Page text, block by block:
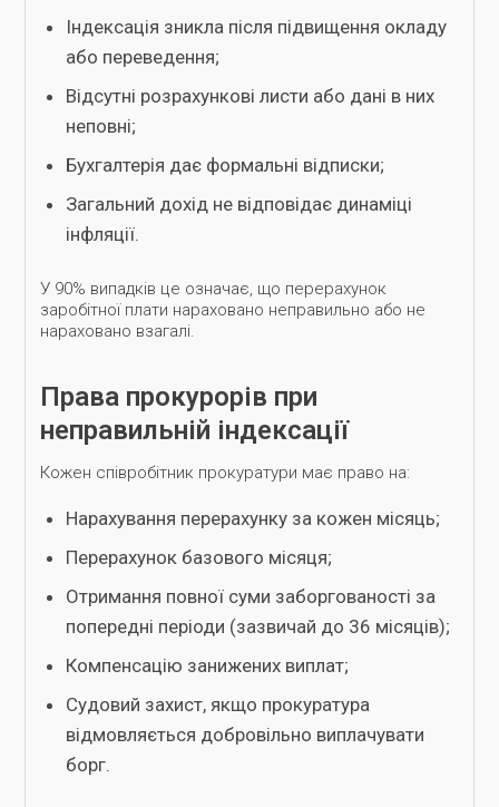
Індексація зникла після підвищення окладу
або переведення;
Відсутні розрахункові листи або дані в них
неповні;
Бухгалтерія дає формальні відписки;
Загальний дохід не відповідає динаміці
інфляції.
У 90% випадків це означає, що перерахунок
заробітної плати нараховано неправильно або не
нараховано взагалі.
Права прокурорів при
неправильній індексації
Кожен співробітник прокуратури має право на:
Нарахування перерахунку за кожен місяць;
Перерахунок базового місяця;
Отримання повної суми заборгованості за
попередні періоди (зазвичай до 36 місяців);
Компенсацію занижених виплат;
Судовий захист, якщо прокуратура
відмовляється добровільно виплачувати
борг.